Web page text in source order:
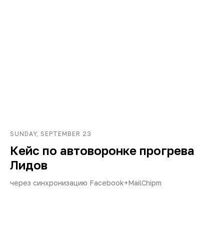
SUNDAY, SEPTEMBER 23
Кейс по автоворонке прогрева
Лидов
через синхронизацию Facebook+MailChipm